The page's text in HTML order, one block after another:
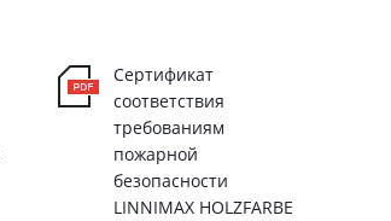
Сертификат
соответствия
требованиям
пожарной
безопасности
LINNIMAX HOLZFARBE